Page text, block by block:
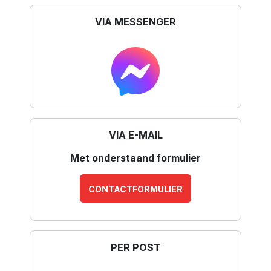
VIA MESSENGER
VIA E-MAIL
Met onderstaand formulier
CONTACTFORMULIER
PER POST